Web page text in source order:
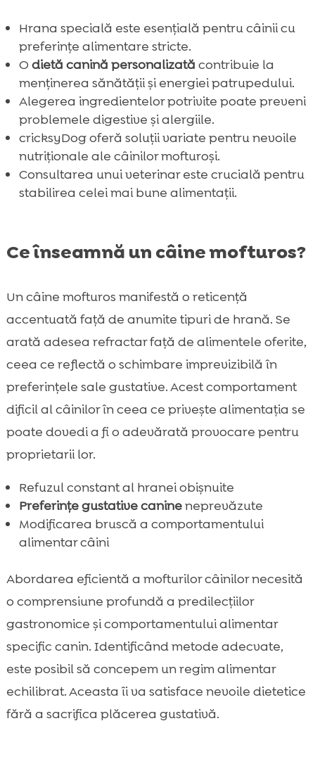
Concluzie
FAQ
Hrana specială este esențială pentru câinii cu
preferințe alimentare stricte.
O dietă canină personalizată contribuie la
menținerea sănătății și energiei patrupedului.
Alegerea ingredientelor potrivite poate preveni
problemele digestive și alergiile.
cricksyDog oferă soluții variate pentru nevoile
nutriționale ale câinilor mofturoși.
Consultarea unui veterinar este crucială pentru
stabilirea celei mai bune alimentații.
Ce înseamnă un câine mofturos?
Un câine mofturos manifestă o reticență
accentuată față de anumite tipuri de hrană. Se
arată adesea refractar față de alimentele oferite,
ceea ce reflectă o schimbare imprevizibilă în
preferințele sale gustative. Acest comportament
dificil al câinilor în ceea ce privește alimentația se
poate dovedi a fi o adevărată provocare pentru
proprietarii lor.
Refuzul constant al hranei obișnuite
Preferințe gustative canineneprevăzute
Modificarea bruscă a comportamentului
alimentar câini
Abordarea eficientă a mofturilor câinilor necesită
o comprensiune profundă a predilecțiilor
gastronomice și comportamentului alimentar
specific canin. Identificând metode adecvate,
este posibil să concepem un regim alimentar
echilibrat. Aceasta îi va satisface nevoile dietetice
fără a sacrifica plăcerea gustativă.